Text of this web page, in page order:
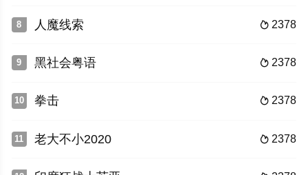
8  2378
人魔线索
9  2378
黑社会粤语
10  2378
拳击
11  2378
老大不小2020